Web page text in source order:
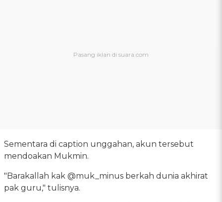
Sementara di caption unggahan, akun tersebut
mendoakan Mukmin.
"Barakallah kak @muk_minus berkah dunia akhirat
pak guru," tulisnya.